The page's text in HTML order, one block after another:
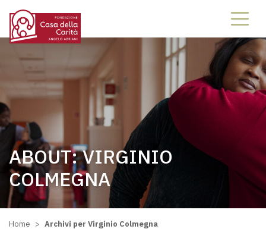
ABOUT:VIRGINIO
COLMEGNA
Home > Archivi per Virginio Colmegna